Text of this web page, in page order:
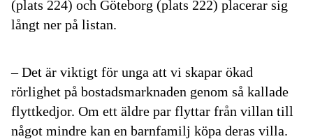
(plats 224) och Göteborg (plats 222) placerar sig
långt ner på listan.
– Det är viktigt för unga att vi skapar ökad
rörlighet på bostadsmarknaden genom så kallade
flyttkedjor. Om ett äldre par flyttar från villan till
något mindre kan en barnfamilj köpa deras villa.